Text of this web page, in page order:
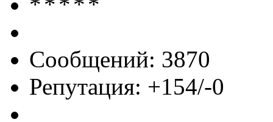
Сообщений: 3870
Репутация: +154/-0